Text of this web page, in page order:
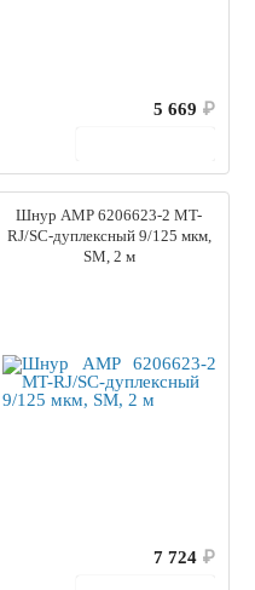
5 669 ₽
Шнур AMP 6206623-2 MT-
RJ/SC-дуплексный 9/125 мкм,
SМ, 2 м
7 724 ₽